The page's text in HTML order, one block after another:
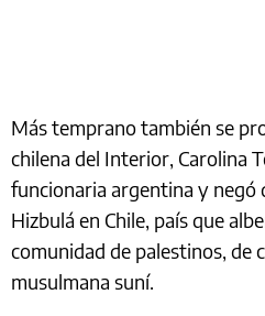
Más temprano también se
chilena del Interior, Carolina
funcionaria argentina y negó
Hizbulá en Chile, país que
comunidad de palestinos, de
musulmana suní.